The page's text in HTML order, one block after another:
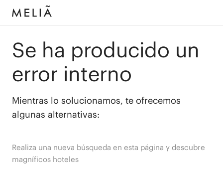
Se ha producido un
error interno
Mientras lo solucionamos, te ofrecemos
algunas alternativas:
Realiza una nueva búsqueda en esta página y descubre
magníficos hoteles